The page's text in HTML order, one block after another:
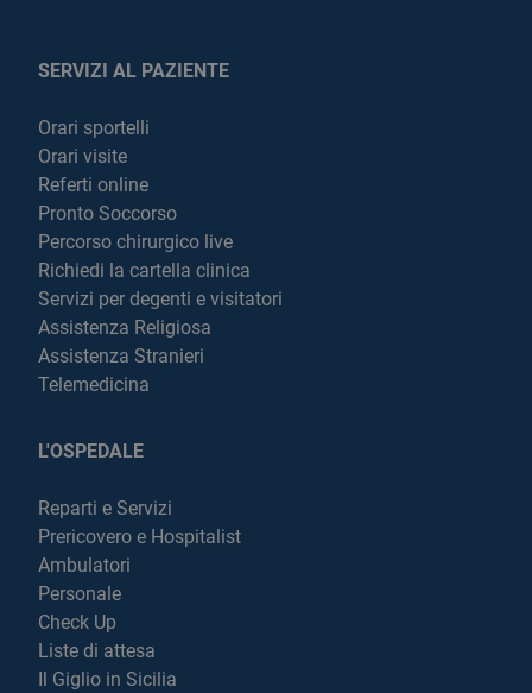
SERVIZI AL PAZIENTE
Orari sportelli
Orari visite
Referti online
Pronto Soccorso
Percorso chirurgico live
Richiedi la cartella clinica
Servizi per degenti e visitatori
Assistenza Religiosa
Assistenza Stranieri
Telemedicina
L'OSPEDALE
Reparti e Servizi
Prericovero e Hospitalist
Ambulatori
Personale
Check Up
Liste di attesa
Il Giglio in Sicilia